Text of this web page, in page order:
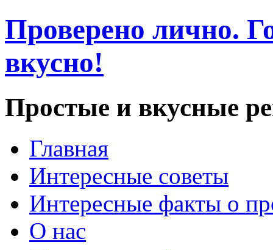
Проверено лично.
вкусно!
Простые и вкусные
Главная
Интересные советы
Интересные факты о
О нас